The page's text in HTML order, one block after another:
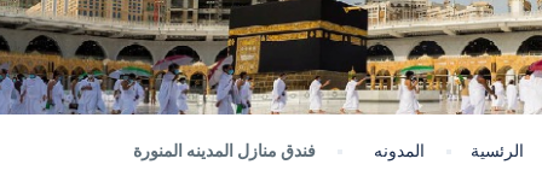
الرئسية المدونه فندق منازل المدينه المنورة